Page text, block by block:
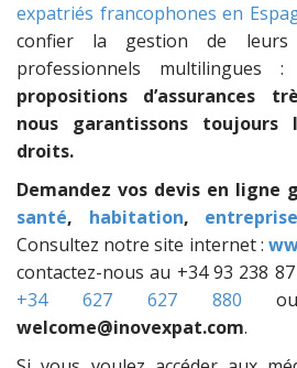
expatriés francophones en
confier la gestion de leurs
professionnels multilingues :
propositions d’assurances
nous garantissons
droits.
Demandez vos devis en ligne
santé, habitation, entreprise
Consultez notre site internet :
contactez-nous au +34 93 238
+34 627 627 880
welcome@inovexpat.com.